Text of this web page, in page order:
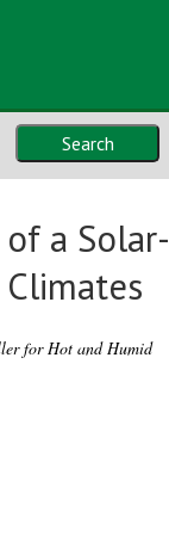
Search
a Solar-
for Hot and Humid